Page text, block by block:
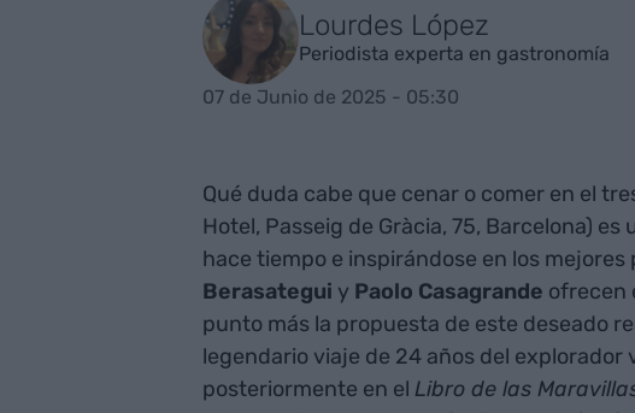
Lourdes López
Periodista experta en gastronomía
07 de Junio de 2025 - 05:30
Qué duda cabe que cenar o comer en el
Hotel, Passeig de Gràcia, 75, Barcelona)
hace tiempo e inspirándose en los
Berasategui y Paolo Casagrande ofrecen
punto más la propuesta de este deseado
legendario viaje de 24 años del explorador
posteriormente en el Libro de las